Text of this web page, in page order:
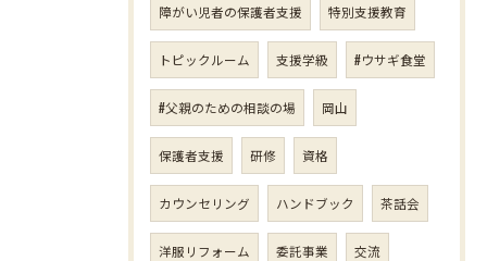
障がい児者の保護者支援 特別支援教育
トピックルーム 支援学級 #ウサギ食堂
#父親のための相談の場 岡山
保護者支援 研修 資格
カウンセリング ハンドブック 茶話会
洋服リフォーム 委託事業 交流